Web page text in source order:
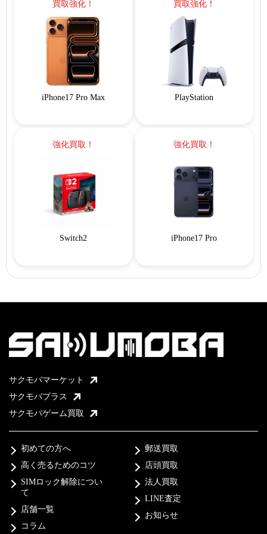
買取強化！
iPhone17 Pro Max
買取強化！
PlayStation
強化買取！
Switch2
強化買取！
iPhone17 Pro
サクモバマーケット
サクモバプラス
サクモバゲーム買取
初めての方へ
高く売るためのコツ
SIMロック解除につい
て
店舗一覧
コラム
郵送買取
店頭買取
法人買取
LINE査定
お知らせ